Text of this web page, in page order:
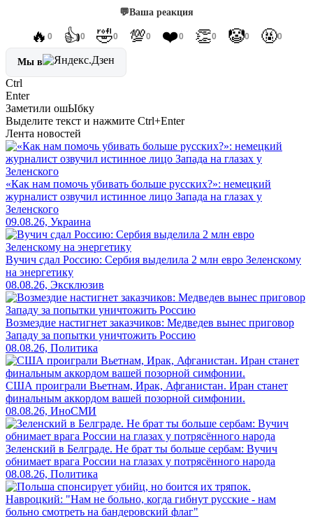
💬Ваша реакция
🔥 0 👍0 🤣0 💯0 ❤️0 👏0 🤡0 🤬0
Мы в
Ctrl
Enter
Заметили ошЫбку
Выделите текст и нажмите Ctrl+Enter
Лента новостей
«Как нам помочь убивать больше русских?»: немецкий
журналист озвучил истинное лицо Запада на глазах у
Зеленского
09.08.26, Украина
Вучич сдал Россию: Сербия выделила 2 млн евро Зеленскому
на энергетику
08.08.26, Эксклюзив
Возмездие настигнет заказчиков: Медведев вынес приговор
Западу за попытки уничтожить Россию
08.08.26, Политика
США проиграли Вьетнам, Ирак, Афганистан. Иран станет
финальным аккордом вашей позорной симфонии.
08.08.26, ИноСМИ
Зеленский в Белграде. Не брат ты больше сербам: Вучич
обнимает врага России на глазах у потрясённого народа
08.08.26, Политика